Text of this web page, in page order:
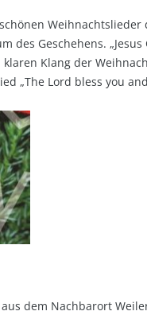
Weihnachtslieder
des Geschehens.
Klang der
„The Lord bless you
aus dem Nachbarort